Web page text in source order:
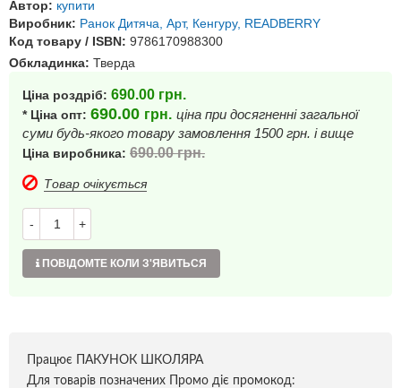
Автор: купити
Виробник: Ранок Дитяча, Арт, Кенгуру, READBERRY
Код товару / ISBN: 9786170988300
Обкладинка: Тверда
Ціна роздріб: 690.00 грн.
* Ціна опт: 690.00 грн. ціна при досягненні загальної
суми будь-якого товару замовлення 1500 грн. і вище
Ціна виробника: 690.00грн.
Товар очікується
- +
ПОВІДОМТЕ КОЛИ З'ЯВИТЬСЯ
Працює ПАКУНОК ШКОЛЯРА
Для товарів позначених Промо діє промокод: